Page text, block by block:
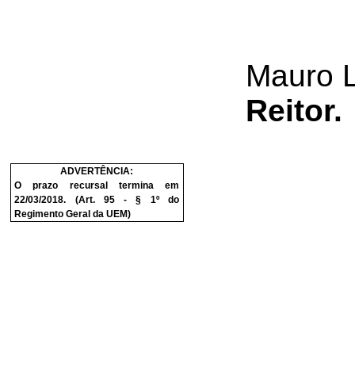
Mauro
Reitor.
ADVERTÊNCIA:
O prazo recursal termina em
22/03/2018. (Art. 95 - § 1º do
Regimento Geral da UEM)